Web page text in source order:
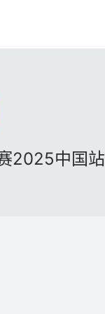
2025中国站